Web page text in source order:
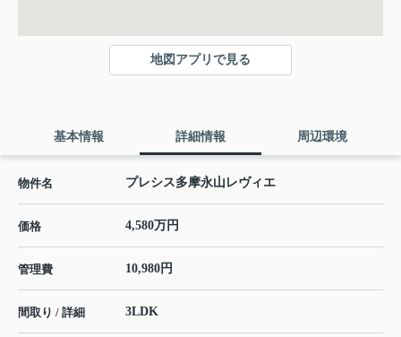
地図アプリで見る
基本情報 詳細情報 周辺環境
物件名 プレシス多摩永山レヴィエ
価格 4,580万円
管理費 10,980円
間取り / 詳細 3LDK